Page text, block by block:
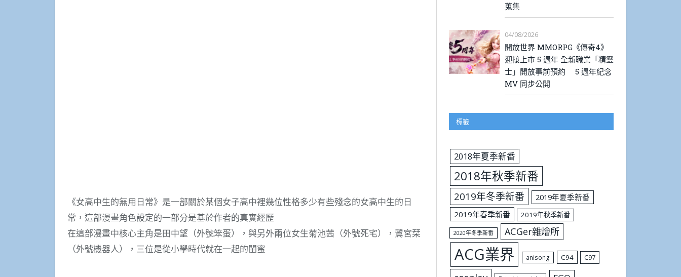
《女高中生的無用日常》是一部關於某個女子高中裡幾位性格多少有些殘念的女高中生的日
常，這部漫畫角色設定的一部分是基於作者的真實經歷
在這部漫畫中核心主角是田中望（外號笨蛋），與另外兩位女生菊池茜（外號死宅），鷺宮栞
（外號機器人），三位是從小學時代就在一起的閨蜜
蒐集
04/08/2026
開放世界 MMORPG《傳奇4》
迎接上市 5 週年 全新職業「精靈
士」開放事前預約 5 週年紀念
MV 同步公開
標籤
2018年夏季新番
2018年秋季新番
2019年冬季新番
2019年夏季新番
2019年春季新番
2019年秋季新番
2020年冬季新番 ACGer雜燴所
ACG業界 anisong C94 C97